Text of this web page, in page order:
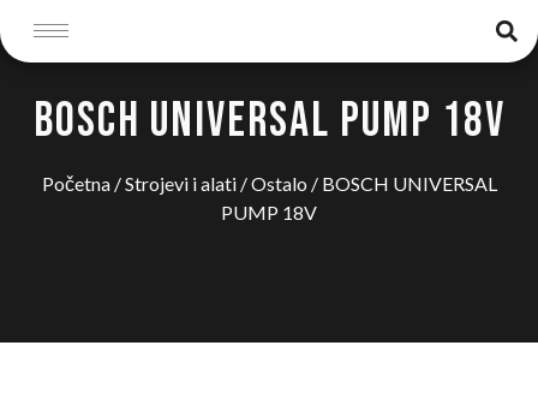
BOSCH UNIVERSAL PUMP 18V
Početna/Strojevi i alati/Ostalo / BOSCH UNIVERSAL
PUMP 18V